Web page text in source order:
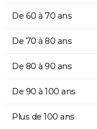
De 60 à 70 ans
De 70 à 80 ans
De 80 à 90 ans
De 90 à 100 ans
Plus de 100 ans